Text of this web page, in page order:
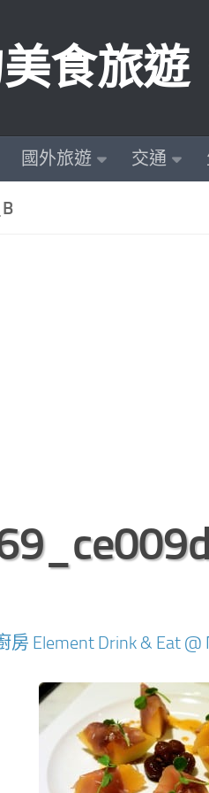
食旅遊
國外旅遊 交通
房 Element Drink & Eat @